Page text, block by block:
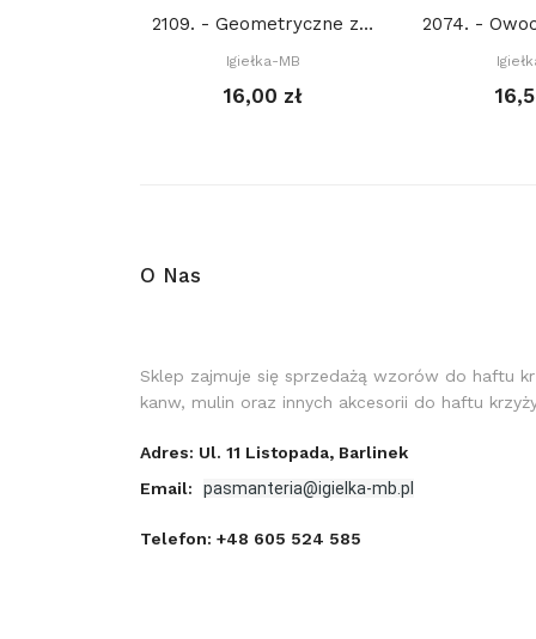
2109. - Geometryczne zakładki 1. (PDF)
Igiełka-MB
16,00 zł
O Nas
Sklep zajmuje się sprzedażą wzorów do haftu
kanw, mulin oraz innych akcesorii do haftu
Adres: Ul. 11 Listopada, Barlinek
Email:
pasmanteria@igielka-mb.pl
Telefon: +48 605 524 585